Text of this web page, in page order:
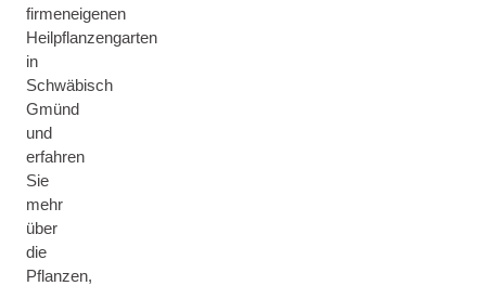
firmeneigenen
Heilpflanzengarten
in
Schwäbisch
Gmünd
und
erfahren
Sie
mehr
über
die
Pflanzen,